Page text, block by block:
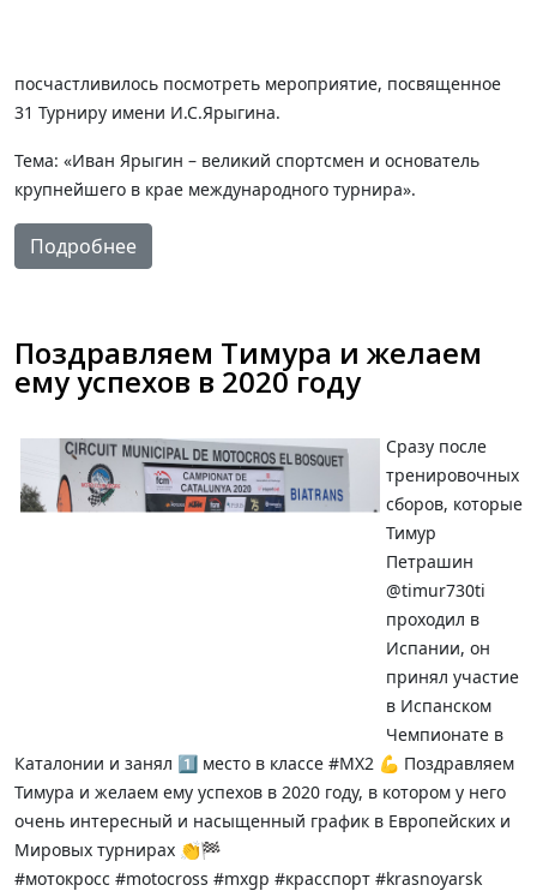
посчастливилось посмотреть мероприятие, посвященное
31 Турниру имени И.С.Ярыгина.
Тема: «Иван Ярыгин – великий спортсмен и основатель
крупнейшего в крае международного турнира».
Подробнее
Поздравляем Тимура и желаем
ему успехов в 2020 году
Сразу после
тренировочных
сборов, которые
Тимур
Петрашин
@timur730ti
проходил в
Испании, он
принял участие
в Испанском
Чемпионате в
Каталонии и занял 1️⃣ место в классе #MX2 💪 Поздравляем
Тимура и желаем ему успехов в 2020 году, в котором у него
очень интересный и насыщенный график в Европейских и
Мировых турнирах 👏🏁
#мотокросс #motocross #mxgp #красспорт #krasnoyarsk